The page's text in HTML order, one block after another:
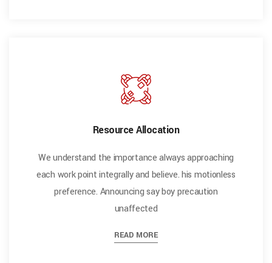
Resource Allocation
We understand the importance always approaching
each work point integrally and believe. his motionless
preference. Announcing say boy precaution
unaffected
READ MORE